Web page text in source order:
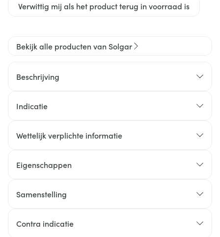
Verwittig mij als het product terug in voorraad is
Bekijk alle producten van Solgar
Beschrijving
Indicatie
Wettelijk verplichte informatie
Eigenschappen
Samenstelling
Contra indicatie